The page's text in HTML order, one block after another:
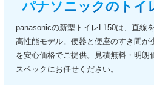
パナソニックのトイ
panasonicの新型トイレL150は、直線
高性能モデル。便器と便座のすき間
を安心価格でご提供。見積無料・明
スペックにお任せください。